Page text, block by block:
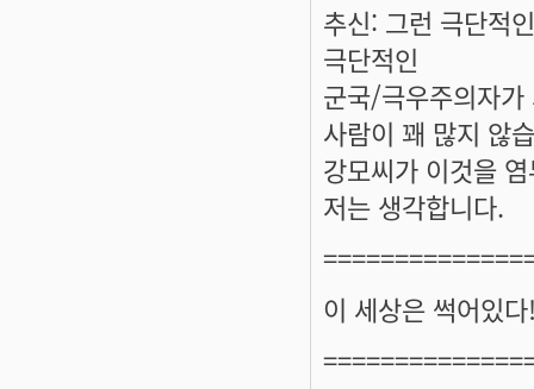
추신: 그런 극단적
극단적인
군국/극우주의자
사람이 꽤 많지 않
강모씨가 이것을
저는 생각합니다.
이 세상은 썩어있